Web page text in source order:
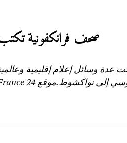
صحف فرانكفونية
عدة وسائل إعلام إقليمية